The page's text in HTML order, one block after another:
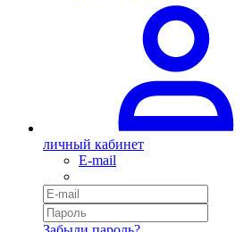
личный кабинет
E-mail